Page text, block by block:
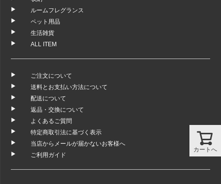
カートへ
ルームフレグランス
ペット用品
生活雑貨
ALL ITEM
ご注文について
送料とお支払い方法について
配送について
返品・交換について
よくあるご質問
特定商取引法に基づく表示
当店からメールが届かないお客様へ
ご利用ガイド